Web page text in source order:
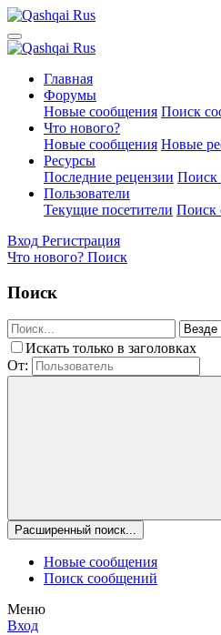
Главная
Форумы
Новые сообщения Поиск
Что нового?
Новые сообщения Новые
Ресурсы
Последние рецензии Поиск
Пользователи
Текущие посетители Поиск
Вход Регистрация
Что нового? Поиск
Поиск
Искать только в заголовках
От:
Расширенный поиск...
Новые сообщения
Поиск сообщений
Меню
Вход